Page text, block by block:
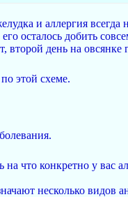
и аллергия всегда
осталось добить
второй день на овсянке
этой схеме.
на что конкретно у вас
несколько видов